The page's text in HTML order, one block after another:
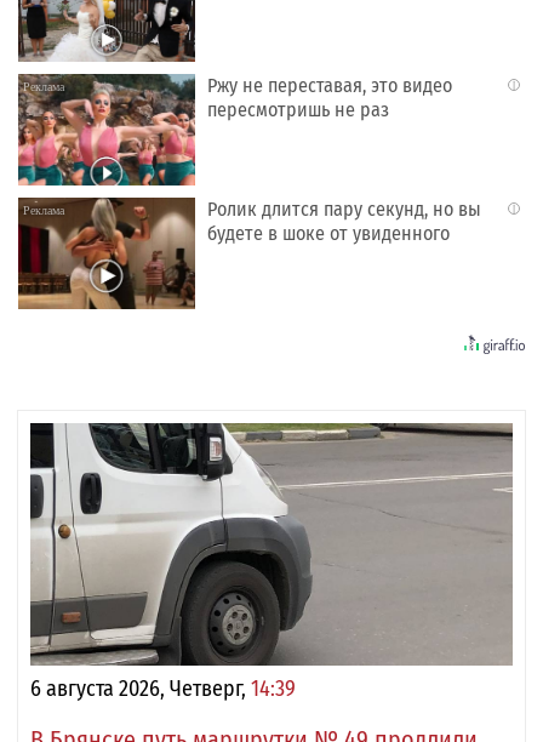
i
Ржу не переставая, это видео
пересмотришь не раз
i
Ролик длится пару секунд, но вы
будете в шоке от увиденного
6 августа 2026, Четверг, 14:39